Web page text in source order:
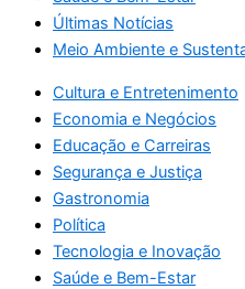
Últimas Notícias
Meio Ambiente e
Cultura e Entretenimento
Economia e Negócios
Educação e Carreiras
Segurança e Justiça
Gastronomia
Política
Tecnologia e Inovação
Saúde e Bem-Estar